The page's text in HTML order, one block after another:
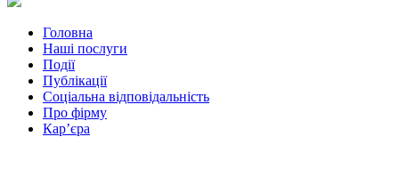
Головна
Наші послуги
Події
Публікації
Соціальна відповідальність
Про фiрму
Кар’єра